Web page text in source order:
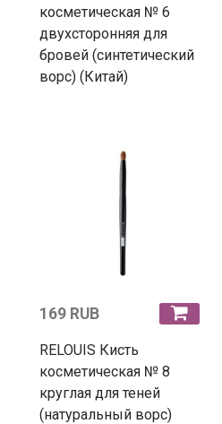
косметическая № 6
двухсторонняя для
бровей (синтетический
ворс) (Китай)
169 RUB
RELOUIS Кисть
косметическая № 8
круглая для теней
(натуральный ворс)